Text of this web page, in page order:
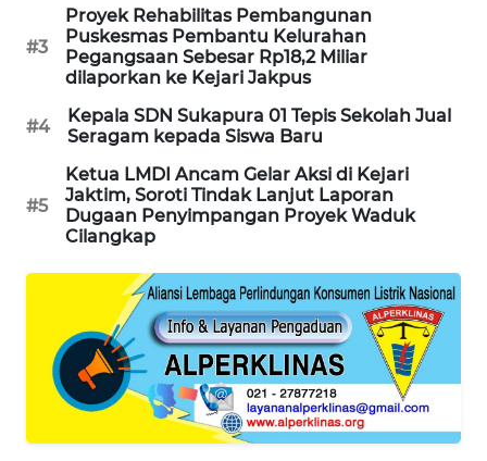
#3
Proyek Rehabilitas Pembangunan
Puskesmas Pembantu Kelurahan
Pegangsaan Sebesar Rp18,2 Miliar
dilaporkan ke Kejari Jakpus
#4
Kepala SDN Sukapura 01 Tepis Sekolah Jual
Seragam kepada Siswa Baru
#5
Ketua LMDI Ancam Gelar Aksi di Kejari
Jaktim, Soroti Tindak Lanjut Laporan
Dugaan Penyimpangan Proyek Waduk
Cilangkap
MARITIM
HUMBANG
GARONGGANG
NEWS
FISUELRI
NEWS
CILEUNGSI
NEWS